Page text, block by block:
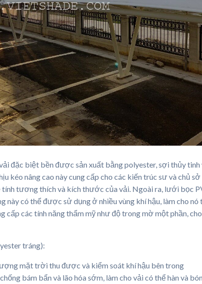
đặc biệt bền được sản xuất bằng polyester, sợi thủy
kéo nâng cao này cung cấp cho các kiến ​​trúc sư và chủ
tương thích và kích thước của vải. Ngoài ra, lưới bọc
này có thể được sử dụng ở nhiều vùng khí hậu, làm cho
cấp các tính năng thẩm mỹ như độ trong mờ một phần,
tráng):
mặt trời thu được và kiểm soát khí hậu bên trong
bám bẩn và lão hóa sớm, làm cho vải có thể hàn và